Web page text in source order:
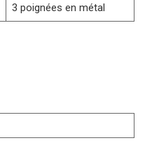
3 poignées en métal